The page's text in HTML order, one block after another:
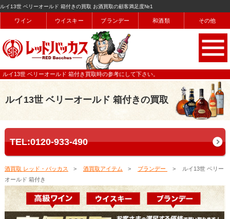
ルイ13世 ベリーオールド 箱付きの買取 お酒買取の顧客満足度№1
ワイン ウイスキー ブランデー 和酒類 その他
ルイ13世 ベリーオールド 箱付き買取時の参考にして下さい。
ルイ13世 ベリーオールド 箱付きの買取
TEL:0120-933-490
酒買取 レッド・バッカス 酒買取アイテム ブランデー
ルイ13世 ベリー
オールド 箱付き